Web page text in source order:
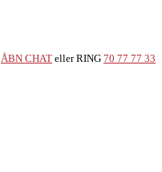
ÅBN CHAT eller RING 70 77 77 33